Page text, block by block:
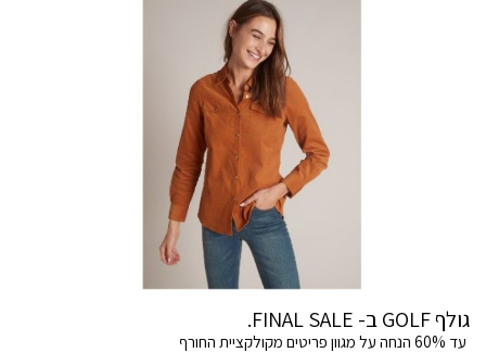
גולף GOLF ב- FINAL SALE.
עד 60% הנחה על מגוון פריטים מקולקציית החורף